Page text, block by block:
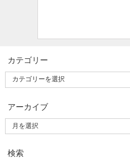
カテゴリー
アーカイブ
検索